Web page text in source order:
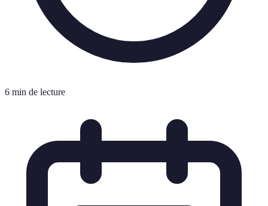
6 min de lecture